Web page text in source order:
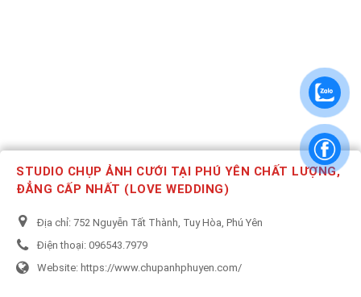
STUDIO CHỤP ẢNH CƯỚI TẠI PHÚ YÊN CHẤT LƯỢNG,
ĐẲNG CẤP NHẤT (LOVE WEDDING)
Địa chỉ: 752 Nguyễn Tất Thành, Tuy Hòa, Phú Yên
Điện thoại: 096543.7979
Website: https://www.chupanhphuyen.com/